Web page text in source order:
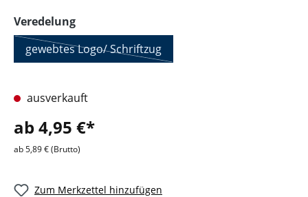
Veredelungauswählen
gewebtes Logo/ Schriftzug
ausverkauft
ab 4,95 €*
ab 5,89 € (Brutto)
Zum Merkzettel hinzufügen